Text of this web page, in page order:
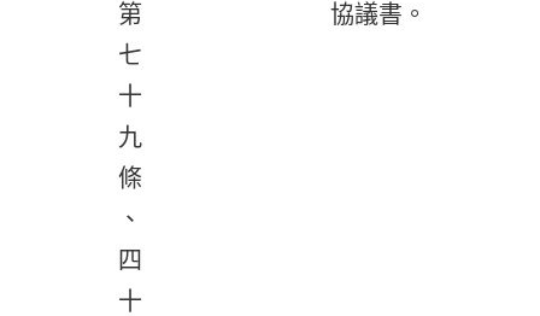
第
七
十
九
條
、
四
十
協議書。